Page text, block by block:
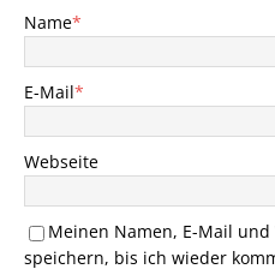
Name*
E-Mail*
Webseite
Meinen Namen, E-Mail
speichern, bis ich wieder